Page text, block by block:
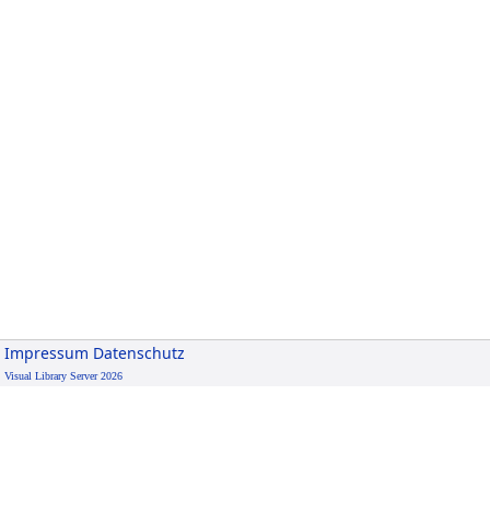
Impressum Datenschutz
Visual Library Server 2026